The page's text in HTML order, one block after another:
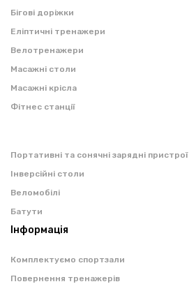
Бігові доріжки
Еліптичні тренажери
Велотренажери
Масажні столи
Масажні крісла
Фітнес станції
Портативні та сонячні зарядні пристрої
Інверсійні столи
Веломобілі
Батути
Інформація
Комплектуємо спортзали
Повернення тренажерів